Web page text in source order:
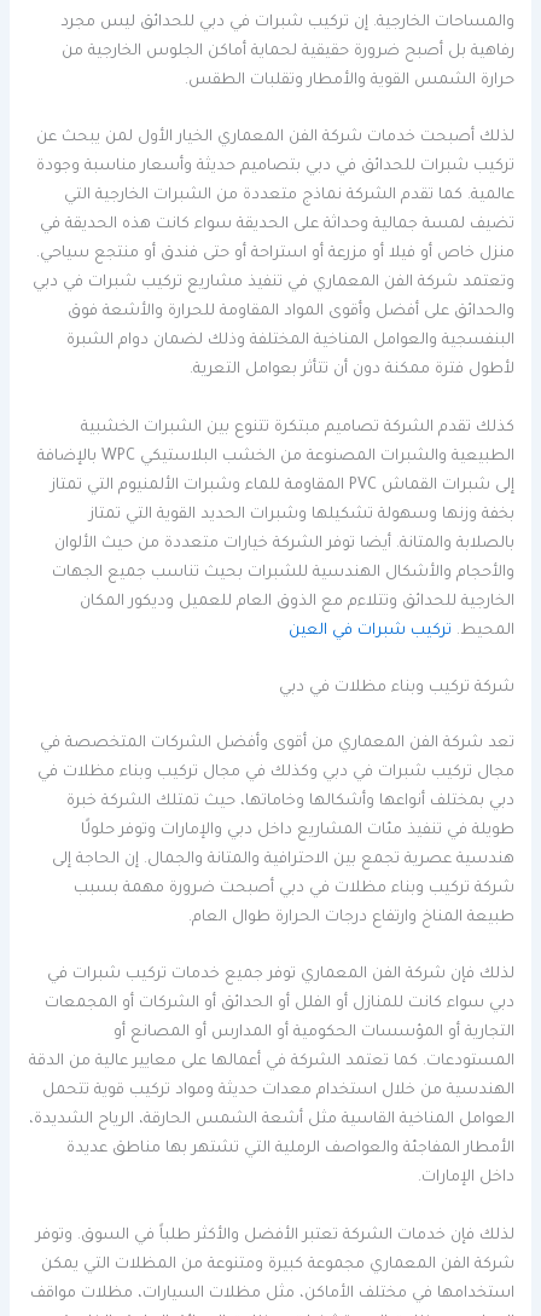
والمساحات الخارجية. إن تركيب شبرات في دبي للحدائق ليس مجرد
رفاهية بل أصبح ضرورة حقيقية لحماية أماكن الجلوس الخارجية من
حرارة الشمس القوية والأمطار وتقلبات الطقس.
لذلك أصبحت خدمات شركة الفن المعماري الخيار الأول لمن يبحث عن
تركيب شبرات للحدائق في دبي بتصاميم حديثة وأسعار مناسبة وجودة
عالمية. كما تقدم الشركة نماذج متعددة من الشبرات الخارجية التي
تضيف لمسة جمالية وحداثة على الحديقة سواء كانت هذه الحديقة في
منزل خاص أو فيلا أو مزرعة أو استراحة أو حتى فندق أو منتجع سياحي.
وتعتمد شركة الفن المعماري في تنفيذ مشاريع تركيب شبرات في دبي
والحدائق على أفضل وأقوى المواد المقاومة للحرارة والأشعة فوق
البنفسجية والعوامل المناخية المختلفة وذلك لضمان دوام الشبرة
لأطول فترة ممكنة دون أن تتأثر بعوامل التعرية.
كذلك تقدم الشركة تصاميم مبتكرة تتنوع بين الشبرات الخشبية
الطبيعية والشبرات المصنوعة من الخشب البلاستيكي WPC بالإضافة
إلى شبرات القماش PVC المقاومة للماء وشبرات الألمنيوم التي تمتاز
بخفة وزنها وسهولة تشكيلها وشبرات الحديد القوية التي تمتاز
بالصلابة والمتانة. أيضا توفر الشركة خيارات متعددة من حيث الألوان
والأحجام والأشكال الهندسية للشبرات بحيث تناسب جميع الجهات
الخارجية للحدائق وتتلاءم مع الذوق العام للعميل وديكور المكان
المحيط. تركيب شبرات في العين
شركة تركيب وبناء مظلات في دبي
تعد شركة الفن المعماري من أقوى وأفضل الشركات المتخصصة في
مجال تركيب شبرات في دبي وكذلك في مجال تركيب وبناء مظلات في
دبي بمختلف أنواعها وأشكالها وخاماتها، حيث تمتلك الشركة خبرة
طويلة في تنفيذ مئات المشاريع داخل دبي والإمارات وتوفر حلولًا
هندسية عصرية تجمع بين الاحترافية والمتانة والجمال. إن الحاجة إلى
شركة تركيب وبناء مظلات في دبي أصبحت ضرورة مهمة بسبب
طبيعة المناخ وارتفاع درجات الحرارة طوال العام.
لذلك فإن شركة الفن المعماري توفر جميع خدمات تركيب شبرات في
دبي سواء كانت للمنازل أو الفلل أو الحدائق أو الشركات أو المجمعات
التجارية أو المؤسسات الحكومية أو المدارس أو المصانع أو
المستودعات. كما تعتمد الشركة في أعمالها على معايير عالية من الدقة
الهندسية من خلال استخدام معدات حديثة ومواد تركيب قوية تتحمل
العوامل المناخية القاسية مثل أشعة الشمس الحارقة، الرياح الشديدة،
الأمطار المفاجئة والعواصف الرملية التي تشتهر بها مناطق عديدة
داخل الإمارات.
لذلك فإن خدمات الشركة تعتبر الأفضل والأكثر طلباً في السوق. وتوفر
شركة الفن المعماري مجموعة كبيرة ومتنوعة من المظلات التي يمكن
استخدامها في مختلف الأماكن، مثل مظلات السيارات، مظلات مواقف